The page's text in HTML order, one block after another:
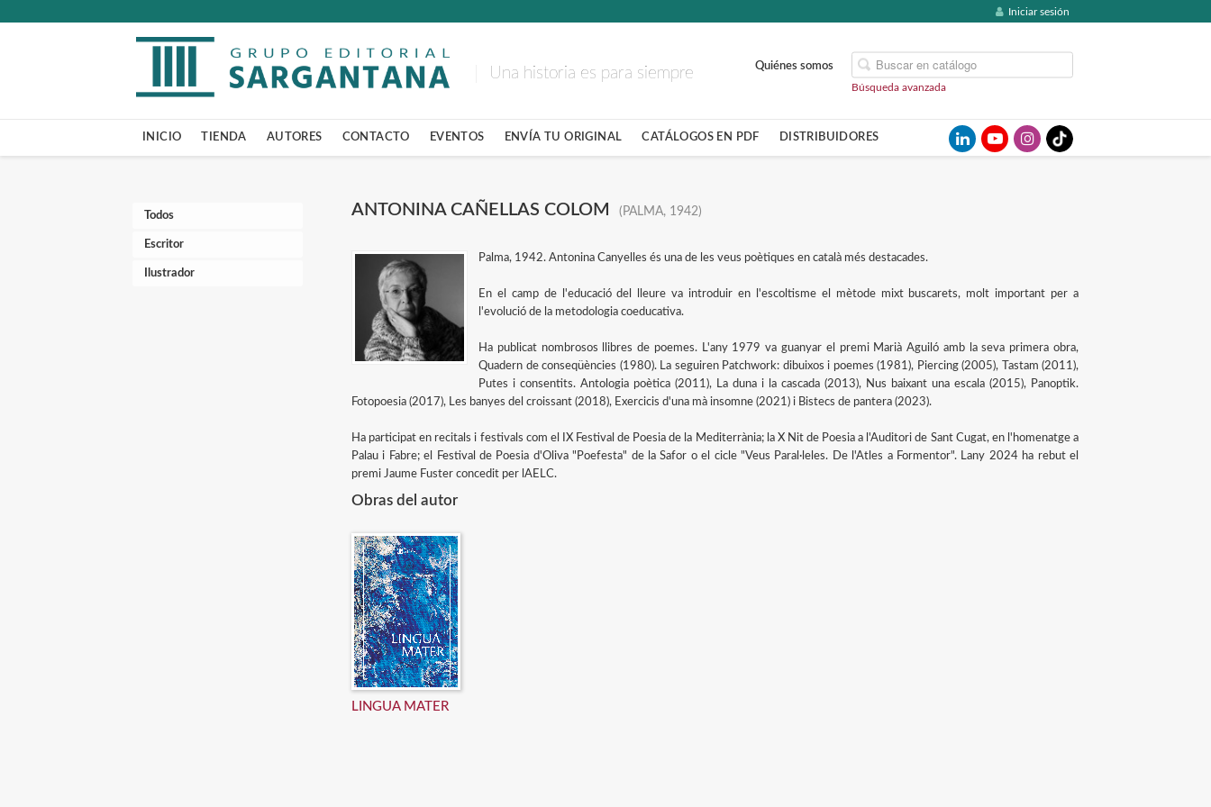
Iniciar sesión
Una historia es para siempre
Búsqueda avanzada
Quiénes somos
INICIO TIENDA AUTORES CONTACTO EVENTOS ENVÍA TU ORIGINAL CATÁLOGOS EN PDF DISTRIBUIDORES
Todos
Escritor
Ilustrador
ANTONINA CAÑELLAS COLOM (PALMA, 1942)
Palma, 1942. Antonina Canyelles és una de les veus poètiques en català més destacades.
En el camp de l'educació del lleure va introduir en l'escoltisme el mètode mixt buscarets, molt important per a
l'evolució de la metodologia coeducativa.
Ha publicat nombrosos llibres de poemes. L'any 1979 va guanyar el premi Marià Aguiló amb la seva primera obra,
Quadern de conseqüències (1980). La seguiren Patchwork: dibuixos i poemes (1981), Piercing (2005), Tastam (2011),
Putes i consentits. Antologia poètica (2011), La duna i la cascada (2013), Nus baixant una escala (2015), Panoptik.
Fotopoesia (2017), Les banyes del croissant (2018), Exercicis d'una mà insomne (2021) i Bistecs de pantera (2023).
Ha participat en recitals i festivals com el IX Festival de Poesia de la Mediterrània; la X Nit de Poesia a l'Auditori de Sant Cugat, en l'homenatge a
Palau i Fabre; el Festival de Poesia d'Oliva "Poefesta" de la Safor o el cicle "Veus Paral·leles. De l'Atles a Formentor". Lany 2024 ha rebut el
premi Jaume Fuster concedit per lAELC.
Obras del autor
LINGUA MATER